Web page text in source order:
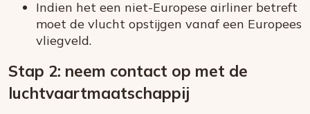
Indien het een niet-Europese airliner betreft
moet de vlucht opstijgen vanaf een Europees
vliegveld.
Stap 2: neem contact op met de
luchtvaartmaatschappij